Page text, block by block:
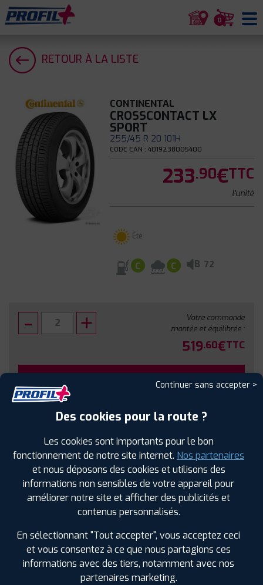
0
RETOUR À LA LISTE
CONTINENTAL
CROSSCONTACT LX
SPORT
255/45 R 20 101H
CODE EAN : 4019238005400
233.90€TTC
l'unité
Été
C C B 72
Votre commande
montée et équilibrée :
519.60€TTC
Sous réserve de disponibilité en agence
SPÉCIFICATIONS AVIS CLIENTS ÉTIQUETAGE
Continuer sans accepter >
Des cookies pour la route ?
Les cookies sont importants pour le bon
fonctionnement de notre site internet. Nos partenaires
et nous déposons des cookies et utilisons des
informations non sensibles de votre appareil pour
améliorer notre site et afficher des publicités et
contenus personnalisés.
En sélectionnant "Tout accepter", vous acceptez ceci
et vous consentez à ce que nous partagions ces
informations avec des tiers, notamment avec nos
partenaires marketing.